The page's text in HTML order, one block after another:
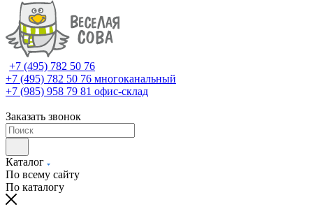
+7 (495) 782 50 76
+7 (495) 782 50 76 многоканальный
+7 (985) 958 79 81 офис-склад
Заказать звонок
Каталог
По всему сайту
По каталогу